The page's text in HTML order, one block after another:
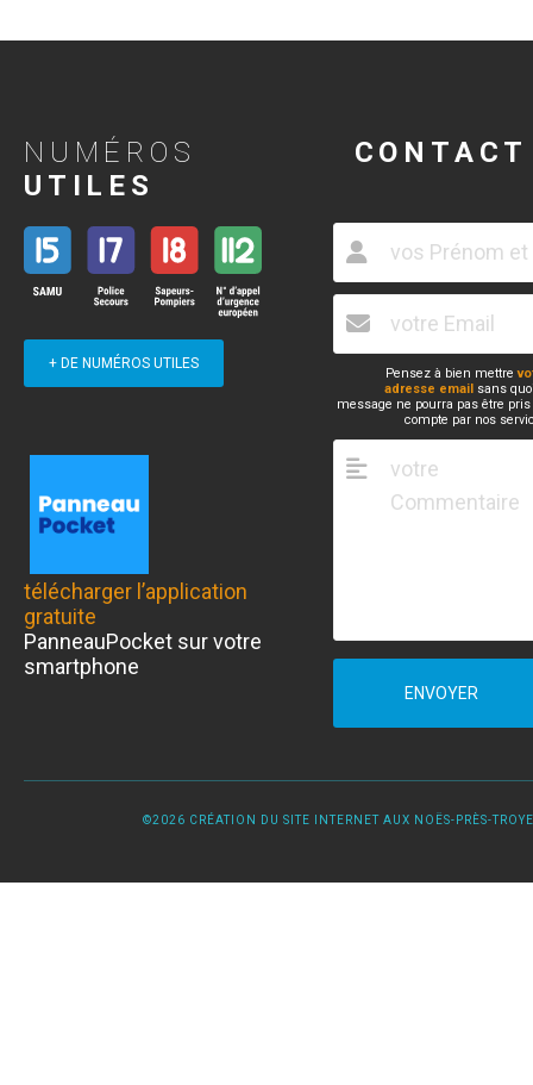
NUMÉROS
UTILES
+ DE NUMÉROS UTILES
télécharger l’application
gratuite
PanneauPocket sur votre
smartphone
CONTACT
Pensez à bien mettre
adresse email sans
message ne pourra pas être
compte par nos
ENVOYER
©2026 CRÉATION DU SITE INTERNET AUX NOËS-PRÈS-